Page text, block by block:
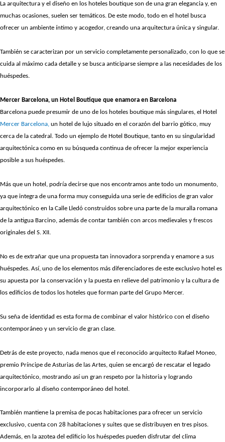
La arquitectura y el diseño en los hoteles boutique son de una gran elegancia y, en
muchas ocasiones, suelen ser temáticos. De este modo, todo en el hotel busca
ofrecer un ambiente íntimo y acogedor, creando una arquitectura única y singular.
También se caracterizan por un servicio completamente personalizado, con lo que se
cuida al máximo cada detalle y se busca anticiparse siempre a las necesidades de los
huéspedes.
Mercer Barcelona, un Hotel Boutique que enamora en Barcelona
Barcelona puede presumir de uno de los hoteles boutique más singulares, el Hotel
Mercer Barcelona, un hotel de lujo situado en el corazón del barrio gótico, muy
cerca de la catedral. Todo un ejemplo de Hotel Boutique, tanto en su singularidad
arquitectónica como en su búsqueda continua de ofrecer la mejor experiencia
posible a sus huéspedes.
Más que un hotel, podría decirse que nos encontramos ante todo un monumento,
ya que integra de una forma muy conseguida una serie de edificios de gran valor
arquitectónico en la Calle Lledó construidos sobre una parte de la muralla romana
de la antigua Barcino, además de contar también con arcos medievales y frescos
originales del S. XII.
No es de extrañar que una propuesta tan innovadora sorprenda y enamore a sus
huéspedes. Así, uno de los elementos más diferenciadores de este exclusivo hotel es
su apuesta por la conservación y la puesta en relieve del patrimonio y la cultura de
los edificios de todos los hoteles que forman parte del Grupo Mercer.
Su seña de identidad es esta forma de combinar el valor histórico con el diseño
contemporáneo y un servicio de gran clase.
Detrás de este proyecto, nada menos que el reconocido arquitecto Rafael Moneo,
premio Príncipe de Asturias de las Artes, quien se encargó de rescatar el legado
arquitectónico, mostrando así un gran respeto por la historia y logrando
incorporarlo al diseño contemporáneo del hotel.
También mantiene la premisa de pocas habitaciones para ofrecer un servicio
exclusivo, cuenta con 28 habitaciones y suites que se distribuyen en tres pisos.
Además, en la azotea del edificio los huéspedes pueden disfrutar del clima